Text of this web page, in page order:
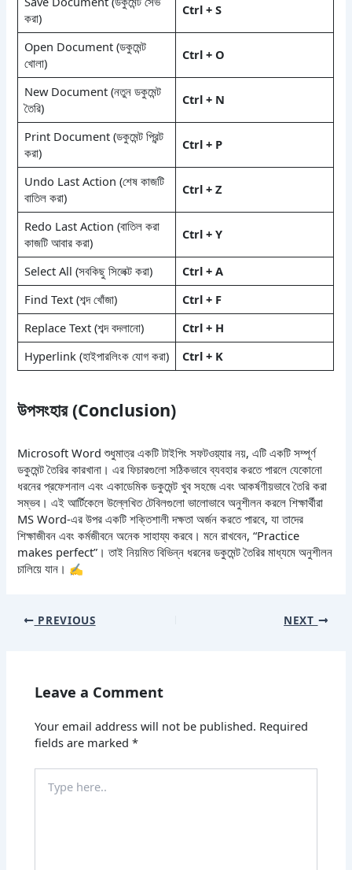
করা)
Ctrl + S
Open Document (ডকুমেন্ট
খোলা)
Ctrl + O
New Document (নতুন ডকুমেন্ট
তৈরি)
Ctrl + N
Print Document (ডকুমেন্ট প্রিন্ট
করা)
Ctrl + P
Undo Last Action (শেষ কাজটি
বাতিল করা)
Ctrl + Z
Redo Last Action (বাতিল করা
কাজটি আবার করা)
Ctrl + Y
Select All (সবকিছু সিলেক্ট করা)
Ctrl + A
Find Text (শব্দ খোঁজা)
Ctrl + F
Replace Text (শব্দ বদলানো)
Ctrl + H
Hyperlink (হাইপারলিংক যোগ করা)
Ctrl + K
উপসংহার (Conclusion)
Microsoft Word শুধুমাত্র একটি টাইপিং সফটওয়্যার নয়, এটি একটি সম্পূর্ণ
ডকুমেন্ট তৈরির কারখানা। এর ফিচারগুলো সঠিকভাবে ব্যবহার করতে পারলে যেকোনো
ধরনের প্রফেশনাল এবং একাডেমিক ডকুমেন্ট খুব সহজে এবং আকর্ষণীয়ভাবে তৈরি করা
সম্ভব। এই আর্টিকেলে উল্লেখিত টেবিলগুলো ভালোভাবে অনুশীলন করলে শিক্ষার্থীরা
MS Word-এর উপর একটি শক্তিশালী দক্ষতা অর্জন করতে পারবে, যা তাদের
শিক্ষাজীবন এবং কর্মজীবনে অনেক সাহায্য করবে। মনে রাখবেন, “Practice
makes perfect”। তাই নিয়মিত বিভিন্ন ধরনের ডকুমেন্ট তৈরির মাধ্যমে অনুশীলন
চালিয়ে যান। ✍️
PREVIOUS NEXT
Leave a Comment
Your email address will not be published. Required
fields are marked*
here..